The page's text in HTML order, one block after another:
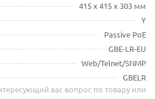
415 х 415 х 303 мм
Y
Passive PoE
GBE-LR-EU
Web/Telnet/SNMP
GBELR
вас вопрос по товару или